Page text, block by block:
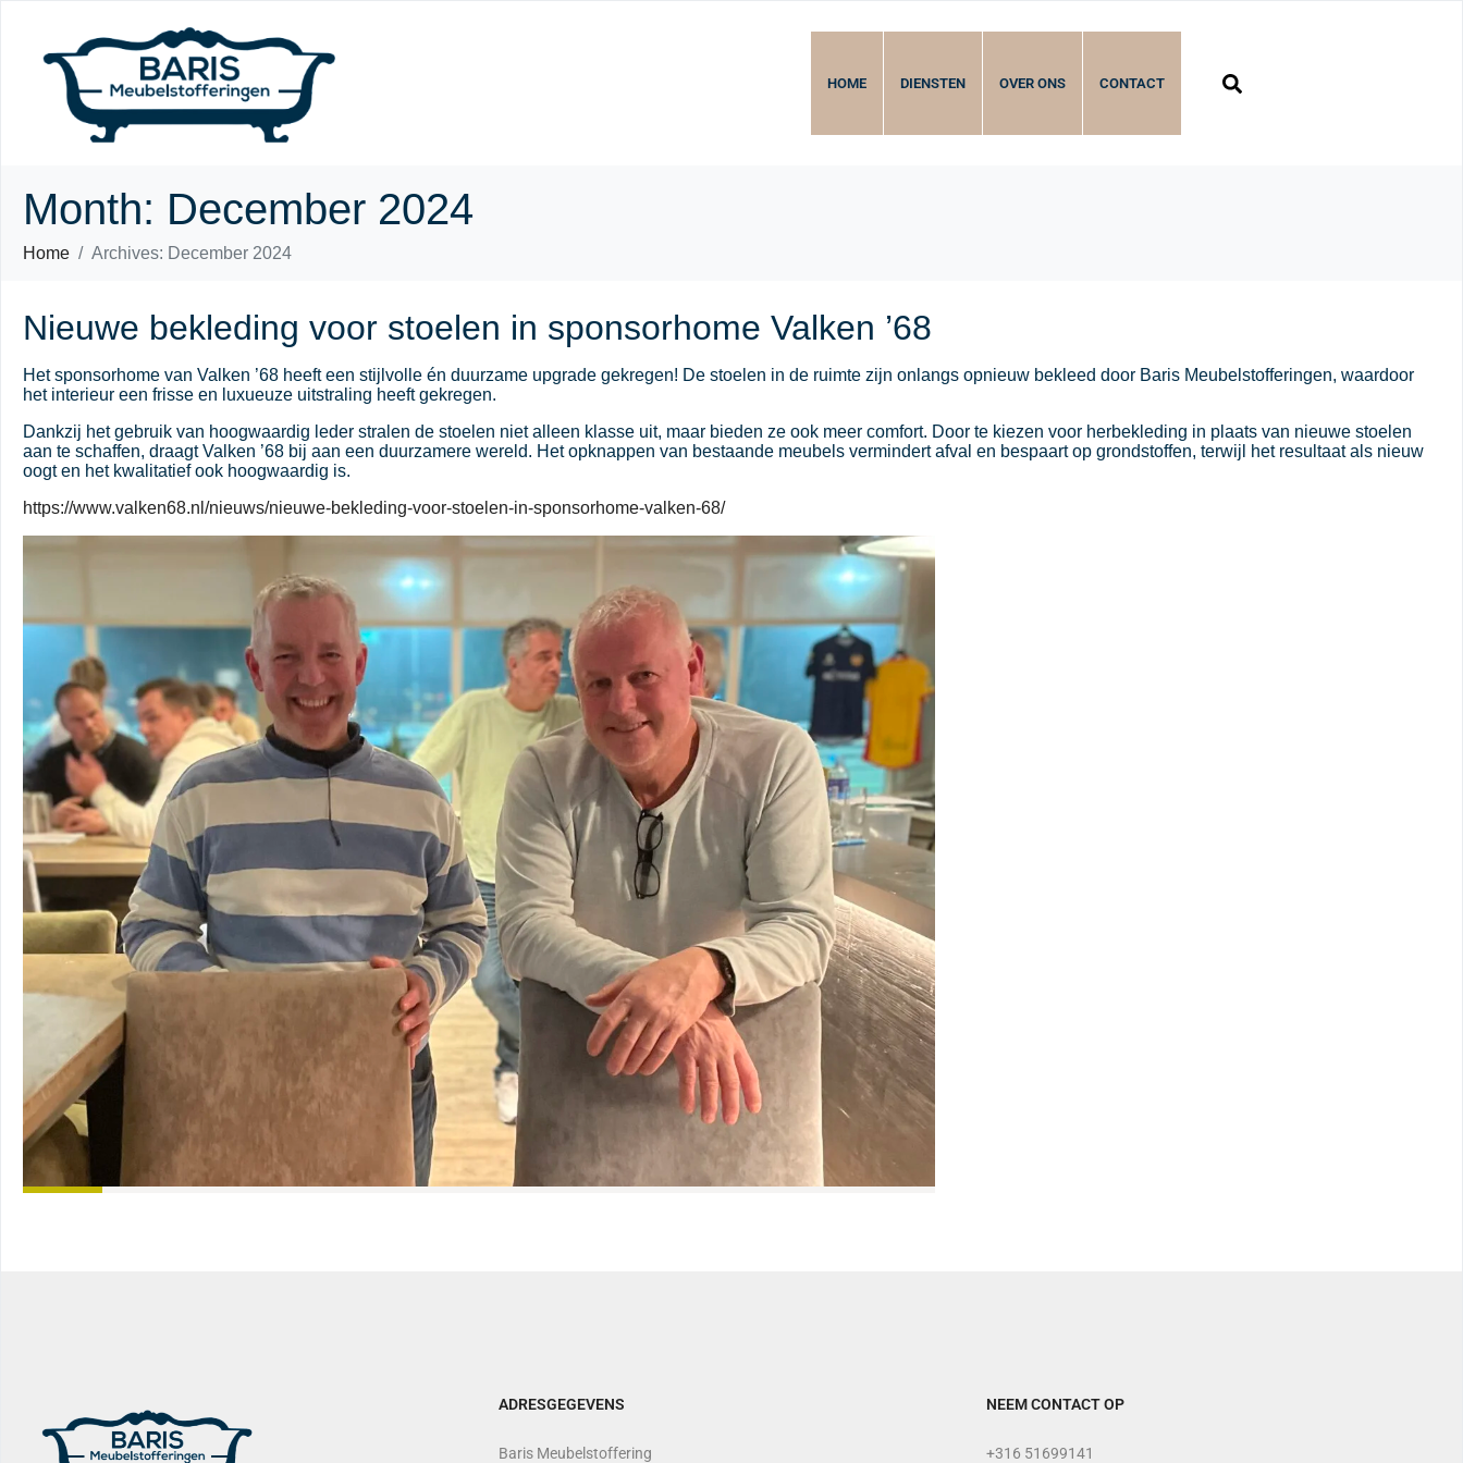
HOME DIENSTEN OVER ONS CONTACT
Month: December 2024
Home Archives: December 2024
Nieuwe bekleding voor stoelen in sponsorhome Valken ’68
Het sponsorhome van Valken ’68 heeft een stijlvolle én duurzame upgrade gekregen! De stoelen in de ruimte zijn onlangs opnieuw bekleed door Baris Meubelstofferingen, waardoor
het interieur een frisse en luxueuze uitstraling heeft gekregen.
Dankzij het gebruik van hoogwaardig leder stralen de stoelen niet alleen klasse uit, maar bieden ze ook meer comfort. Door te kiezen voor herbekleding in plaats van nieuwe stoelen
aan te schaffen, draagt Valken ’68 bij aan een duurzamere wereld. Het opknappen van bestaande meubels vermindert afval en bespaart op grondstoffen, terwijl het resultaat als nieuw
oogt en het kwalitatief ook hoogwaardig is.
https://www.valken68.nl/nieuws/nieuwe-bekleding-voor-stoelen-in-sponsorhome-valken-68/
ADRESGEGEVENS
Baris Meubelstoffering
NEEM CONTACT OP
+316 51699141